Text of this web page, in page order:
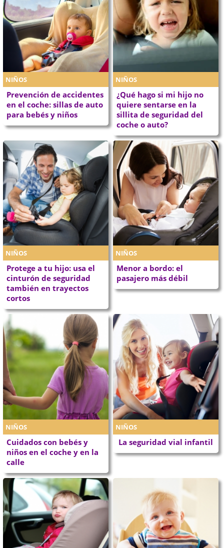
NIÑOS
Prevención de accidentes
en el coche: sillas de auto
para bebés y niños
NIÑOS
¿Qué hago si mi hijo no
quiere sentarse en la
sillita de seguridad del
coche o auto?
NIÑOS
Protege a tu hijo: usa el
cinturón de seguridad
también en trayectos
cortos
NIÑOS
Menor a bordo: el
pasajero más débil
NIÑOS
Cuidados con bebés y
niños en el coche y en la
calle
NIÑOS
La seguridad vial infantil